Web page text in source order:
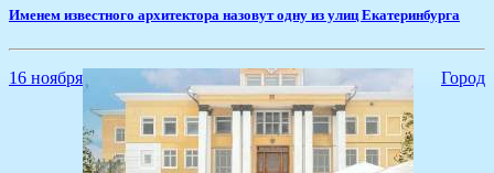
Именем известного архитектора назовут одну из улиц Екатеринбурга
16 ноября Город